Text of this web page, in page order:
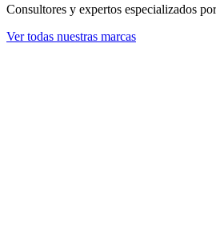
Consultores y expertos especializados
Ver todas nuestras marcas